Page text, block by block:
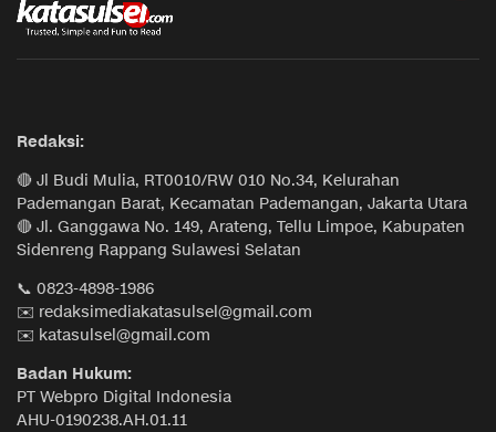
Redaksi:
🔴 Jl Budi Mulia, RT0010/RW 010 No.34, Kelurahan
Pademangan Barat, Kecamatan Pademangan, Jakarta Utara
🔴 Jl. Ganggawa No. 149, Arateng, Tellu Limpoe, Kabupaten
Sidenreng Rappang Sulawesi Selatan
📞 0823-4898-1986
✉️ redaksimediakatasulsel@gmail.com
✉️ katasulsel@gmail.com
Badan Hukum:
PT Webpro Digital Indonesia
AHU-0190238.AH.01.11